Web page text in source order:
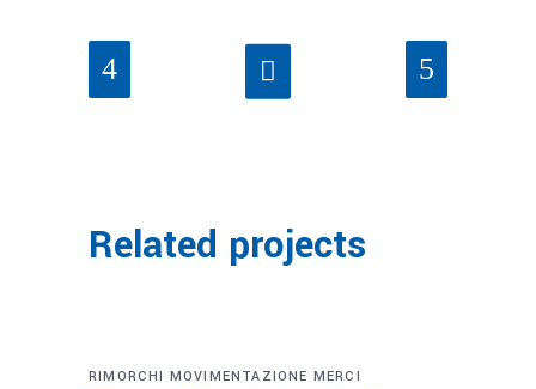
Related projects
RIMORCHI MOVIMENTAZIONE MERCI